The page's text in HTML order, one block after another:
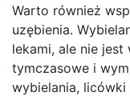
Warto również
uzębienia.
lekami, ale nie
tymczasowe i
wybielania, licówki